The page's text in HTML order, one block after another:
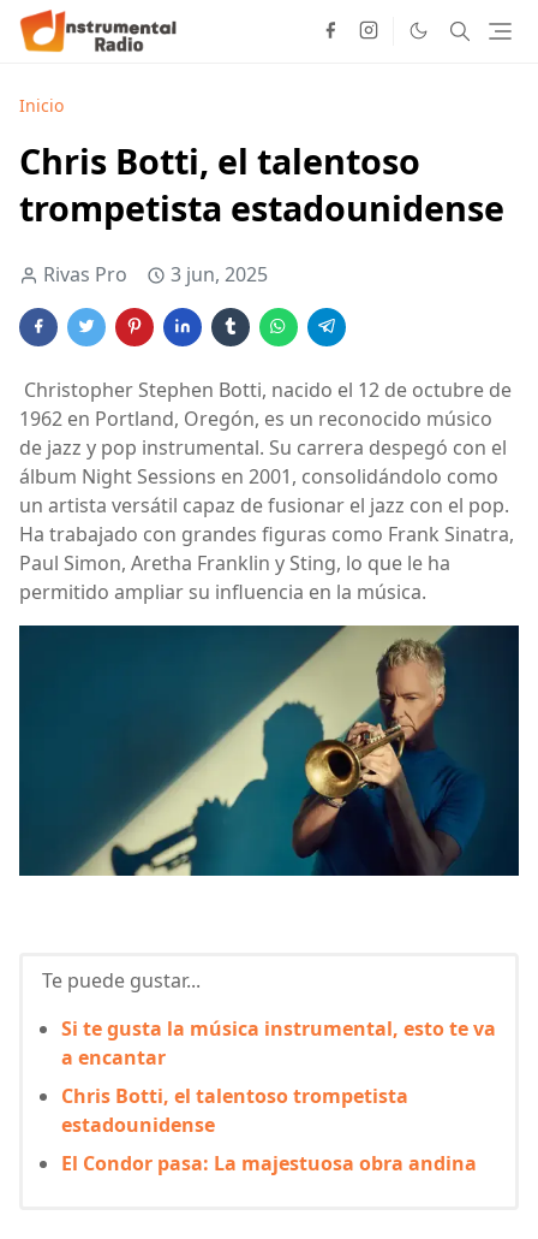
Inicio
Chris Botti, el talentoso
trompetista estadounidense
Rivas Pro 3 jun, 2025
Christopher Stephen Botti, nacido el 12 de octubre de
1962 en Portland, Oregón, es un reconocido músico
de jazz y pop instrumental. Su carrera despegó con el
álbum Night Sessions en 2001, consolidándolo como
un artista versátil capaz de fusionar el jazz con el pop.
Ha trabajado con grandes figuras como Frank Sinatra,
Paul Simon, Aretha Franklin y Sting, lo que le ha
permitido ampliar su influencia en la música.
Te puede gustar...
Si te gusta la música instrumental, esto te va
a encantar
Chris Botti, el talentoso trompetista
estadounidense
El Condor pasa: La majestuosa obra andina